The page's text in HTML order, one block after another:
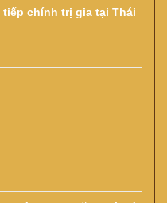
tiếp chính trị gia tại Thái